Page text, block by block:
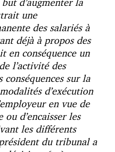
une
des salariés à
déjà à propos des
en conséquence un
l’activité des
sur la
d’exécution
en vue de
d’encaisser les
les différents
du tribunal a